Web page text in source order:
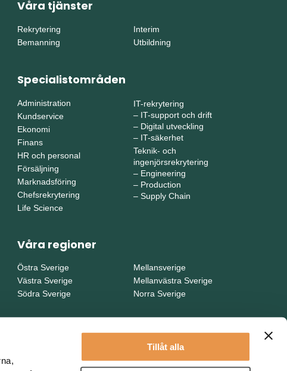
Tillåt alla
Våra tjänster
Rekrytering
Bemanning
Interim
Utbildning
Specialistområden
Administration
Kundservice
Ekonomi
Finans
HR och personal
Försäljning
Marknadsföring
Chefsrekrytering
Life Science
IT-rekrytering
– IT-support och drift
– Digital utveckling
– IT-säkerhet
Teknik- och
ingenjörsrekrytering
– Engineering
– Production
– Supply Chain
Våra regioner
Östra Sverige
Västra Sverige
Södra Sverige
Mellansverige
Mellanvästra Sverige
Norra Sverige